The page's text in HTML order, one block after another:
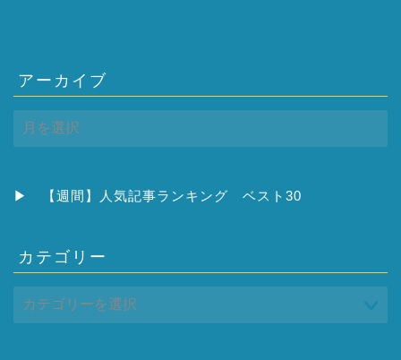
アーカイブ
ア
ー
ブ
▶ 【週間】人気記事ランキング ベスト30
カテゴリー